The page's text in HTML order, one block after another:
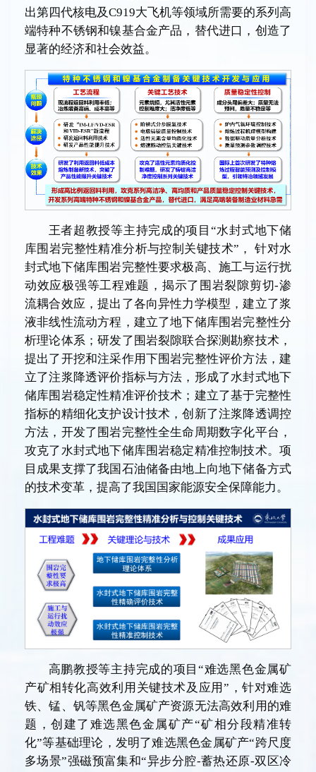
出第四代核电及C919大飞机等领域所需要的系列高
端特种不锈钢和镍基合金产品，替代进口，创造了
显著的经济和社会效益。
王者超教授等主持完成的项目“水封式地下储
库围岩完整性精准分析与控制关键技术”， 针对水
封式地下储库围岩完整性要求极高、施工与运行扰
动效应极强等工程难题，揭示了围岩裂隙剪切-渗
流耦合效应，提出了各向异性力学模型，建立了浆
液非线性流动方程，建立了地下储库围岩完整性分
析理论体系；研发了围岩裂隙联合探测勘察技术，
提出了开挖和注采作用下围岩完整性评价方法，建
立了注浆降透评价指标与方法，形成了水封式地下
储库围岩稳定性精准评价技术；建立了基于完整性
指标的精细化支护设计技术，创新了注浆降透调控
方法，开发了围岩完整性全生命周期数字化平台，
攻克了水封式地下储库围岩稳定精准控制技术。项
目成果支撑了我国石油储备由地上向地下储备方式
的技术变革，提高了我国国家能源安全保障能力。
高鹏教授等主持完成的项目“难选黑色金属矿
产矿相转化高效利用关键技术及应用”，针对难选
铁、锰、钒等黑色金属矿产资源无法高效利用的难
题，创建了难选黑色金属矿产“矿相分段精准转
化”等基础理论，发明了难选黑色金属矿产“跨尺度
多场景”强磁预富集和“异步分腔-蓄热还原-双区冷